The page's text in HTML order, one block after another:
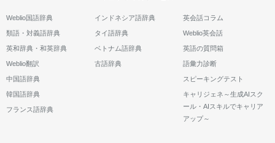
Weblio国語辞典
類語・対義語辞典
英和辞典・和英辞典
Weblio翻訳
中国語辞典
韓国語辞典
フランス語辞典
インドネシア語辞典
タイ語辞典
ベトナム語辞典
古語辞典
英会話コラム
Weblio英会話
英語の質問箱
語彙力診断
スピーキングテスト
キャリジェネ～生成AIスク
ール・AIスキルでキャリア
アップ～